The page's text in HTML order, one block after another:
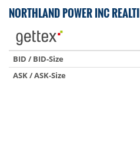
NORTHLAND POWER INC
BID / BID-Size
ASK / ASK-Size